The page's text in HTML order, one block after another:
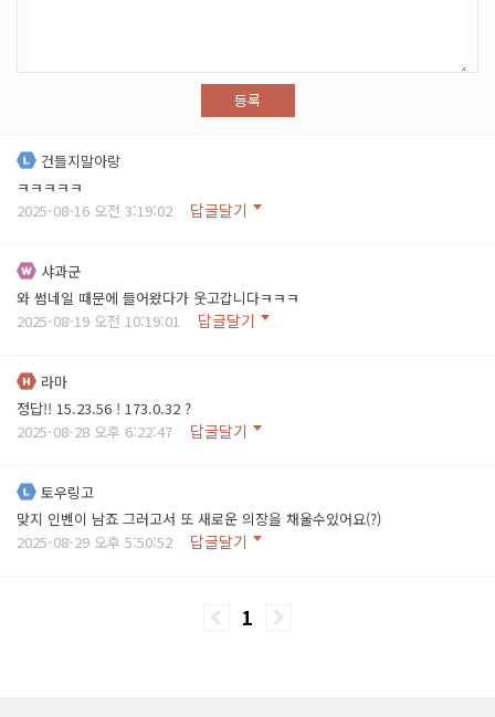
등록
건들지말아랑
ㅋㅋㅋㅋㅋ
2025-08-16 오전 3:19:02
답글달기
샤과군
와 썸네일 때문에 들어왔다가 웃고갑니다ㅋㅋㅋ
2025-08-19 오전 10:19:01
답글달기
라마
정답!! 15.23.56 ! 173.0.32 ?
2025-08-28 오후 6:22:47
답글달기
토우링고
맞지 인벤이 남죠 그러고서 또 새로운 의장을 채울수있어요(?)
2025-08-29 오후 5:50:52
답글달기
1